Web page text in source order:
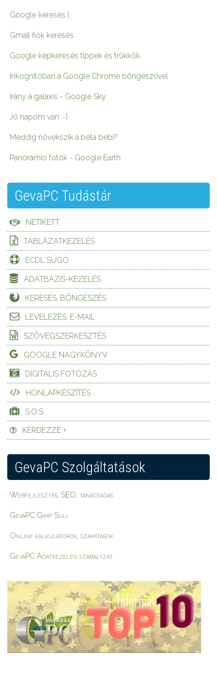
Google keresés I.
Gmail fiók keresés
Google képkeresés tippek és trükkök
Inkognitóban a Google Chrome böngészővel
Irány a galaxis - Google Sky
Jó napom van :-)
Meddig növekszik a béta bébi?
Panoramio fotók - Google Earth
GevaPC Tudástár
NETIKETT
TÁBLÁZATKEZELÉS
ECDL SÚGÓ
ADATBÁZIS-KEZELÉS
KERESÉS, BÖNGÉSZÉS
LEVELEZÉS, E-MAIL
SZÖVEGSZERKESZTÉS
GOOGLE NAGYKÖNYV
DIGITÁLIS FOTÓZÁS
HONLAPKÉSZÍTÉS
S.O.S
KÉRDEZZE +
GevaPC Szolgáltatások
Webfejlesztés, SEO, tanácsadás
GevaPC Gimp Suli
Online kalkulátorok, számítások
GevaPC Adatkezelési szabályzat